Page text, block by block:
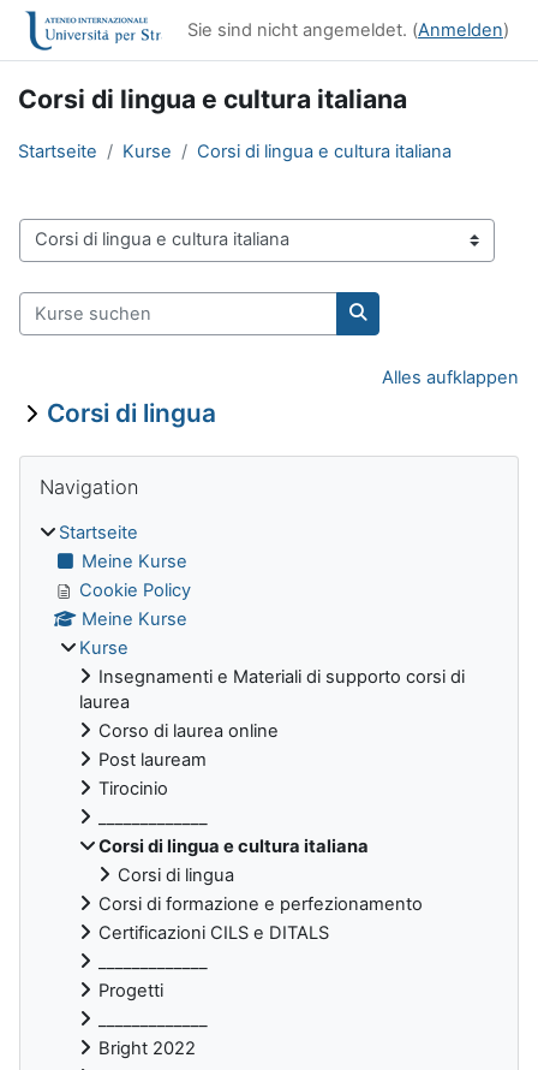
Zum Hauptinhalt
Sie sind nicht angemeldet. (Anmelden)
Corsi di lingua e cultura italiana
Startseite Kurse Corsi di lingua e cultura italiana
Kursbereiche
Kurse suchen
Kurse suchen
Alles aufklappen
Corsi di lingua
Blöcke
Navigation
Startseite
Meine Kurse
Cookie Policy
Meine Kurse
Kurse
Insegnamenti e Materiali di supporto corsi di
laurea
Corso di laurea online
Post lauream
Tirocinio
Corsi di lingua e cultura italiana
Corsi di lingua
Corsi di formazione e perfezionamento
Certificazioni CILS e DITALS
Progetti
Bright 2022